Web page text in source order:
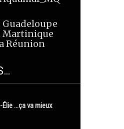
Martinique
Réunion
Élie …ça va mieux